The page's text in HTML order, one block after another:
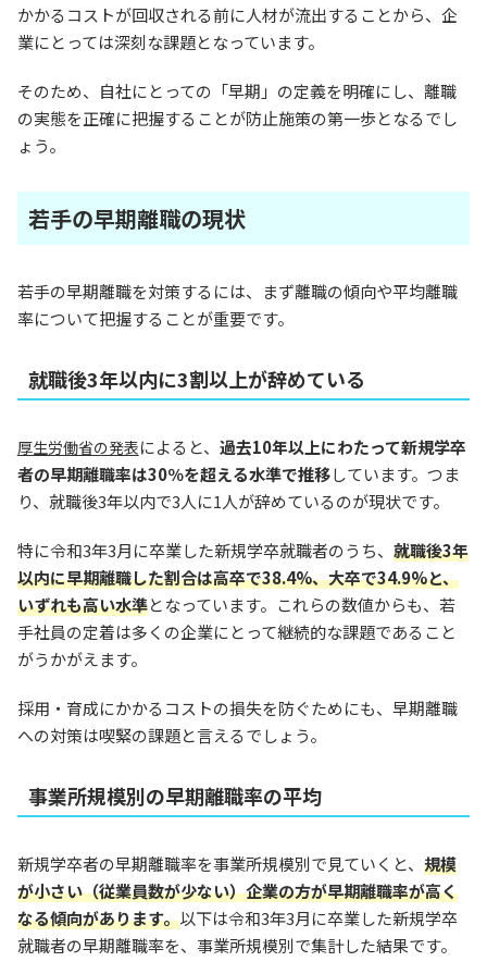
かかるコストが回収される前に人材が流出することから、企
業にとっては深刻な課題となっています。
そのため、自社にとっての「早期」の定義を明確にし、離職
の実態を正確に把握することが防止施策の第一歩となるでし
ょう。
若手の早期離職の現状
若手の早期離職を対策するには、まず離職の傾向や平均離職
率について把握することが重要です。
就職後3年以内に3割以上が辞めている
厚生労働省の発表によると、 過去10年以上にわたって新規学卒
者の早期離職率は30％を超える水準で推移しています。つま
り、就職後3年以内で3人に1人が辞めているのが現状です。
特に令和3年3月に卒業した新規学卒就職者のうち、 就職後3年
以内に早期離職した割合は高卒で38.4%、大卒で34.9%と、
いずれも高い水準となっています。これらの数値からも、若
手社員の定着は多くの企業にとって継続的な課題であること
がうかがえます。
採用・育成にかかるコストの損失を防ぐためにも、早期離職
への対策は喫緊の課題と言えるでしょう。
事業所規模別の早期離職率の平均
新規学卒者の早期離職率を事業所規模別で見ていくと、 規模
が小さい（従業員数が少ない）企業の方が早期離職率が高く
なる傾向があります。以下は令和3年3月に卒業した新規学卒
就職者の早期離職率を、事業所規模別で集計した結果です。